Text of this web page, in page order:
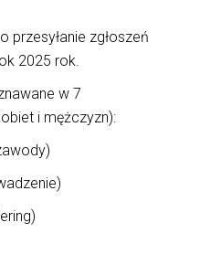
przesyłanie zgłoszeń
2025 rok.
w 7
i mężczyzn):